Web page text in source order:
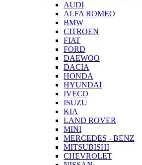
AUDI
ALFA ROMEO
BMW
CITROEN
FIAT
FORD
DAEWOO
DACIA
HONDA
HYUNDAI
IVECO
ISUZU
KIA
LAND ROVER
MINI
MERCEDES - BENZ
MITSUBISHI
CHEVROLET